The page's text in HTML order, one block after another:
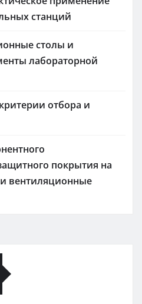
станций
столы и
лабораторной
отбора и
покрытия на
вентиляционные